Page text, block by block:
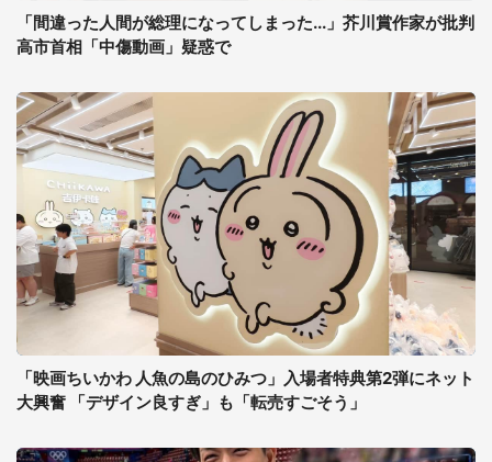
「間違った人間が総理になってしまった...」芥川賞作家が批判
高市首相「中傷動画」疑惑で
「映画ちいかわ 人魚の島のひみつ」入場者特典第2弾にネット
大興奮 「デザイン良すぎ」も「転売すごそう」